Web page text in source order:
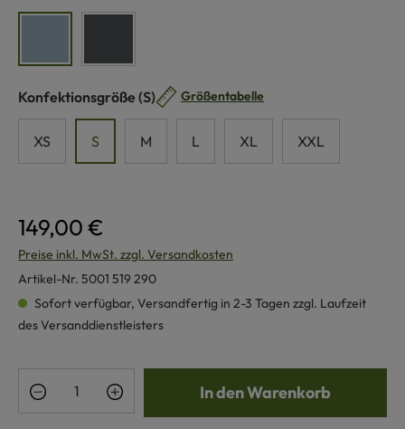
Konfektionsgröße auswählen
(S) Größentabelle
XS S M L XL XXL
149,00 €
Preise inkl. MwSt. zzgl. Versandkosten
Artikel-Nr. 5001 519 290
Sofort verfügbar, Versandfertig in 2-3 Tagen zzgl. Laufzeit
des Versanddienstleisters
Produkt Anzahl: Gib den gewünschten
In den Warenkorb